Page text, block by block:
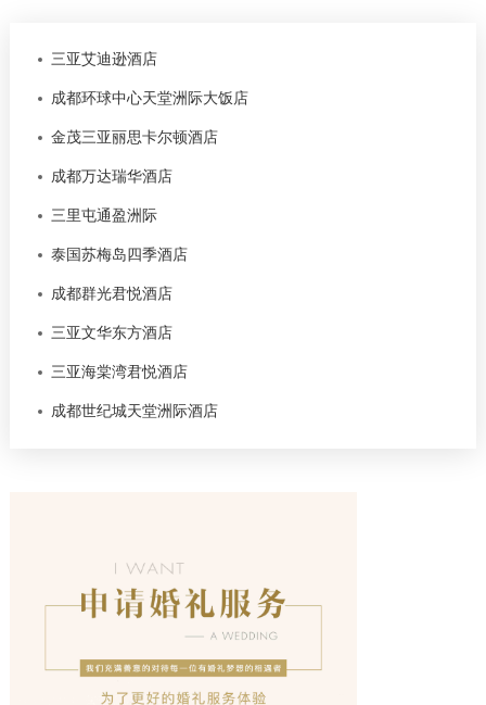
三亚艾迪逊酒店
成都环球中心天堂洲际大饭店
金茂三亚丽思卡尔顿酒店
成都万达瑞华酒店
三里屯通盈洲际
泰国苏梅岛四季酒店
成都群光君悦酒店
三亚文华东方酒店
三亚海棠湾君悦酒店
成都世纪城天堂洲际酒店